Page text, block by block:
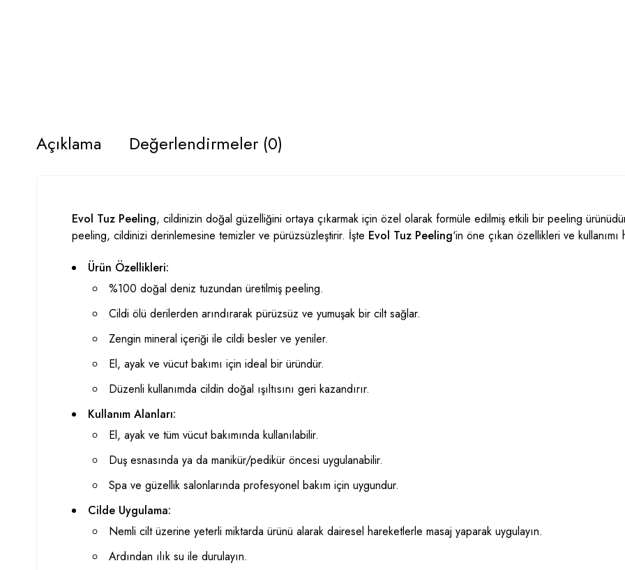
Açıklama Değerlendirmeler (0)
Evol Tuz Peeling, cildinizin doğal güzelliğini ortaya çıkarmak için özel olarak formüle edilmiş etkili bir peeling
peeling, cildinizi derinlemesine temizler ve pürüzsüzleştirir. İşte Evol Tuz Peeling‘in öne çıkan özellikleri ve
Ürün Özellikleri:
%100 doğal deniz tuzundan üretilmiş peeling.
Cildi ölü derilerden arındırarak pürüzsüz ve yumuşak bir cilt sağlar.
Zengin mineral içeriği ile cildi besler ve yeniler.
El, ayak ve vücut bakımı için ideal bir üründür.
Düzenli kullanımda cildin doğal ışıltısını geri kazandırır.
Kullanım Alanları:
El, ayak ve tüm vücut bakımında kullanılabilir.
Duş esnasında ya da manikür/pedikür öncesi uygulanabilir.
Spa ve güzellik salonlarında profesyonel bakım için uygundur.
Cilde Uygulama:
Nemli cilt üzerine yeterli miktarda ürünü alarak dairesel hareketlerle masaj yaparak uygulayın.
Ardından ılık su ile durulayın.